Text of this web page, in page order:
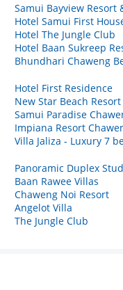
Samui Bayview Resort
Hotel Samui First
Hotel The Jungle Club
Hotel Baan Sukreep
Bhundhari Chaweng
Hotel First Residence
New Star Beach Resort
Samui Paradise
Impiana Resort
Villa Jaliza - Luxury 7
Panoramic Duplex
Baan Rawee Villas
Chaweng Noi Resort
Angelot Villa
The Jungle Club